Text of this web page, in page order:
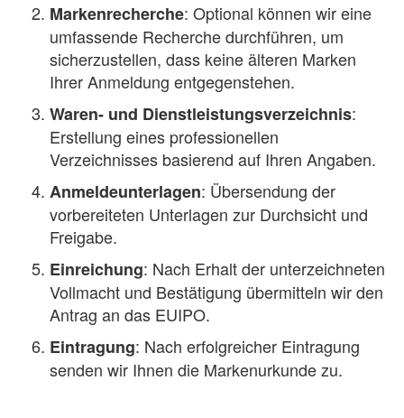
Markenrecherche: Optional können wir eine
umfassende Recherche durchführen, um
sicherzustellen, dass keine älteren Marken
Ihrer Anmeldung entgegenstehen.
Waren- und Dienstleistungsverzeichnis:
Erstellung eines professionellen
Verzeichnisses basierend auf Ihren Angaben.
Anmeldeunterlagen: Übersendung der
vorbereiteten Unterlagen zur Durchsicht und
Freigabe.
Einreichung: Nach Erhalt der unterzeichneten
Vollmacht und Bestätigung übermitteln wir den
Antrag an das EUIPO.
Eintragung: Nach erfolgreicher Eintragung
senden wir Ihnen die Markenurkunde zu.